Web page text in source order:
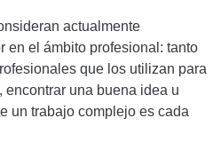
actualmente
en el ámbito profesional: tanto
que los utilizan para
encontrar una buena idea u
un trabajo complejo es cada